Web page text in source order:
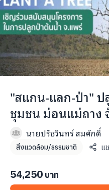
แฟนคลับศิลปิน
FAQ ผู้บริจาค
ติดต่อเรา
098-615-5885
ภาษา: ไทย ENG
"สแกน-แลก-ป่า"
ชุมชน ม่อนแม่ถาง
นายปรัชวินทร์ สมศักดิ์
สิ่งแวดล้อม/ธรรมชาติ แ
54,250 บาท